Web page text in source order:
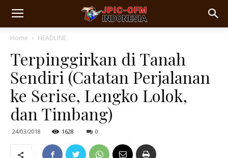
Home HEADLINE
Terpinggirkan di Tanah
Sendiri (Catatan Perjalanan
ke Serise, Lengko Lolok,
dan Timbang)
24/03/2018 1628 0